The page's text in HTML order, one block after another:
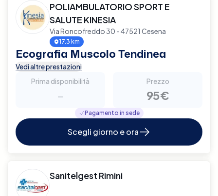
POLIAMBULATORIO SPORT E
SALUTE KINESIA
Via Roncofreddo 30 - 47521 Cesena
17.3 km
Ecografia Muscolo Tendinea
Vedi altre prestazioni
Prima disponibilità
-
Prezzo
95€
Pagamento in sede
Scegli giorno e ora
Sanitelgest Rimini